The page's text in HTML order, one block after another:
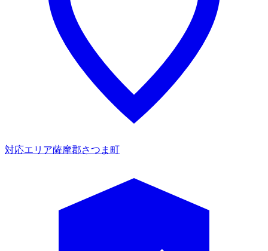
対応エリア薩摩郡さつま町